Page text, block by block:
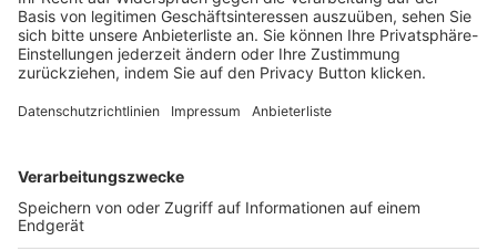
Login SpielPlus
FOLGE DEM BFV
TOP-VEREINE